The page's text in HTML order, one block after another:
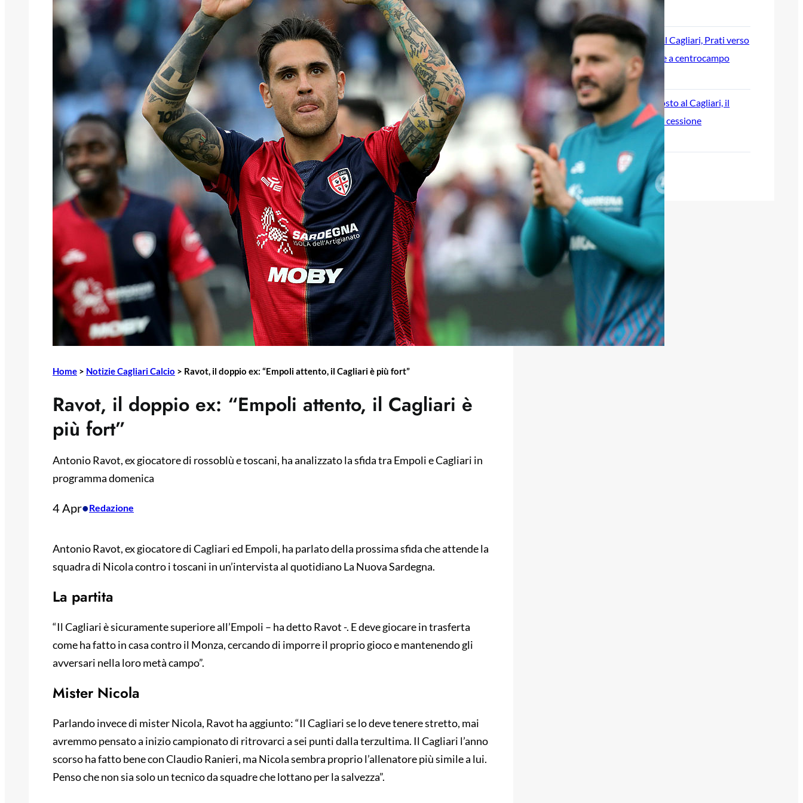
Home > Notizie Cagliari Calcio > Ravot, il doppio ex: “Empoli attento, il Cagliari è più fort”
Ravot, il doppio ex: “Empoli attento, il Cagliari è
più fort”
Antonio Ravot, ex giocatore di rossoblù e toscani, ha analizzato la sfida tra Empoli e Cagliari in
programma domenica
4 Apr•Redazione
Antonio Ravot, ex giocatore di Cagliari ed Empoli, ha parlato della prossima sfida che attende la
squadra di Nicola contro i toscani in un’intervista al quotidiano La Nuova Sardegna.
La partita
“Il Cagliari è sicuramente superiore all’Empoli – ha detto Ravot -. E deve giocare in trasferta
come ha fatto in casa contro il Monza, cercando di imporre il proprio gioco e mantenendo gli
avversari nella loro metà campo”.
Mister Nicola
Parlando invece di mister Nicola, Ravot ha aggiunto: “Il Cagliari se lo deve tenere stretto, mai
avremmo pensato a inizio campionato di ritrovarci a sei punti dalla terzultima. Il Cagliari l’anno
scorso ha fatto bene con Claudio Ranieri, ma Nicola sembra proprio l’allenatore più simile a lui.
Penso che non sia solo un tecnico da squadre che lottano per la salvezza”.
5 Agosto 2026
Maldini vicino al Cagliari, Prati verso
l’addio: le mosse a centrocampo
5 Agosto 2026
Cheddira proposto al Cagliari, il
Napoli valuta la cessione
5 Agosto 2026